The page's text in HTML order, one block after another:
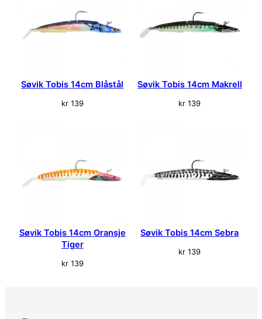
aSøvik Tobis 14cm Blåstål
kr139
Søvik Tobis 14cm Makrell
kr 139
Søvik Tobis 14cm Oransje
Tiger
kr139
Søvik Tobis 14cm Sebra
kr 139